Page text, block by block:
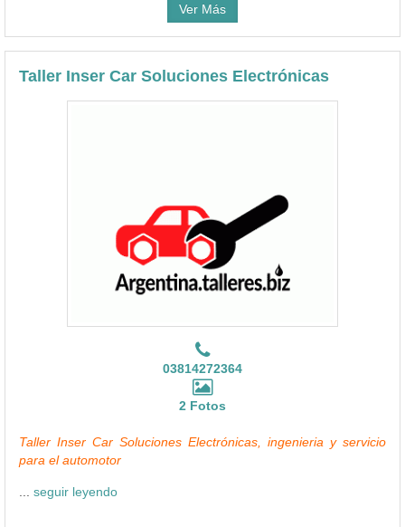
Ver Más
Taller Inser Car Soluciones Electrónicas
03814272364
2 Fotos
Taller Inser Car Soluciones Electrónicas, ingenieria y servicio
para el automotor
seguir leyendo